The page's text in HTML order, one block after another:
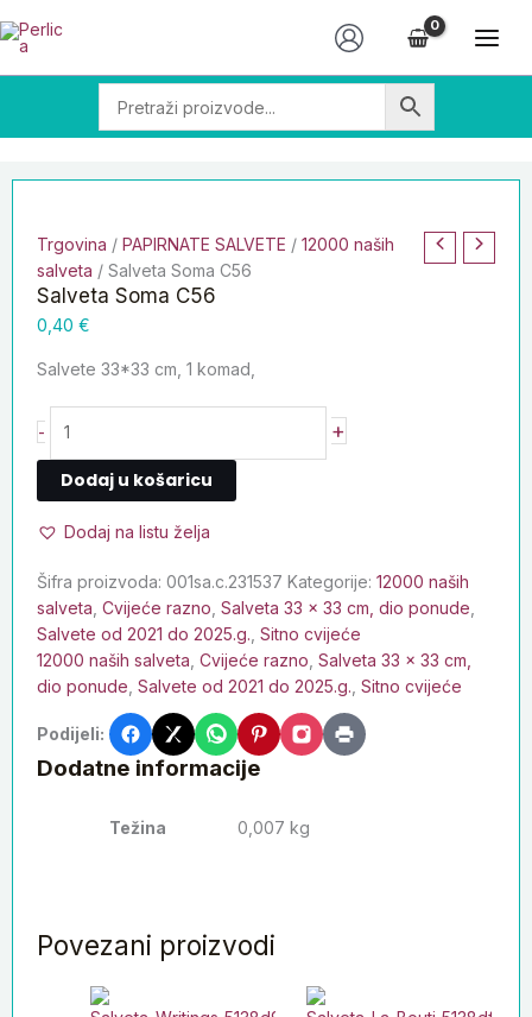
to
Trgovina / PAPIRNATE SALVETE / 12000 naših
salveta / Salveta Soma C56
Salveta Soma C56
0,40 €
Salvete 33*33 cm, 1 komad,
-
Soma
količina
+
Dodaj u košaricu
Dodaj na listu želja
Šifra proizvoda: 001sa.c.231537 Kategorije: 12000 naših
salveta Cvijeće razno Salveta 33 x 33 cm, dio ponude
Salvete od 2021 do 2025.g. Sitno cvijeće
12000 naših salveta Cvijeće razno Salveta 33 x 33 cm,
dio ponude Salvete od 2021 do 2025.g. Sitno cvijeće
Podijeli:
Dodatne informacije
Težina 0,007 kg
Povezani proizvodi